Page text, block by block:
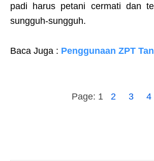
padi harus petani cermati dan
sungguh-sungguh.
Baca Juga : Penggunaan ZPT
Page: 1 2 3 4